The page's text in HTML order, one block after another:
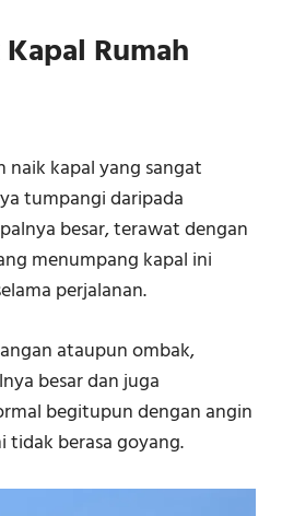
Rumah
naik kapal yang sangat
tumpangi daripada
besar, terawat dengan
menumpang kapal ini
perjalanan.
ataupun ombak,
besar dan juga
begitupun dengan angin
tidak berasa goyang.